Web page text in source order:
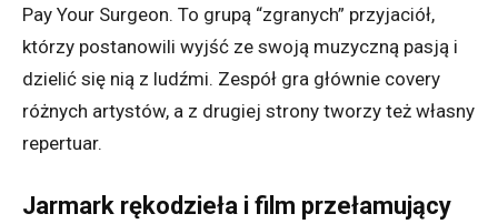
Pay Your Surgeon. To grupą “zgranych” przyjaciół,
którzy postanowili wyjść ze swoją muzyczną pasją i
dzielić się nią z ludźmi. Zespół gra głównie covery
różnych artystów, a z drugiej strony tworzy też własny
repertuar.
Jarmark rękodzieła i film przełamujący